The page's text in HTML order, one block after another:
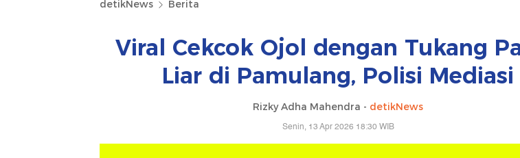
detikNews Berita
Viral Cekcok Ojol dengan Tukang
Liar di Pamulang, Polisi Mediasi
Rizky Adha Mahendra - detikNews
Senin, 13 Apr 2026 18:30 WIB